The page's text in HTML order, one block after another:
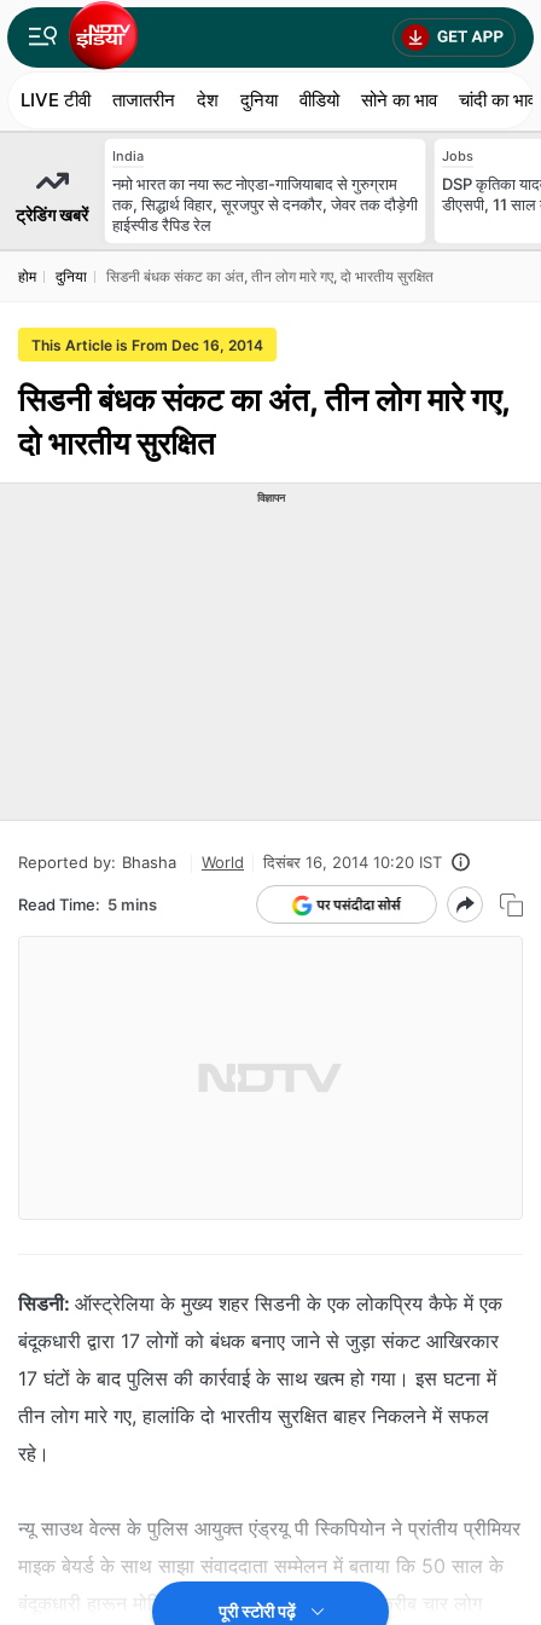
LIVE टीवी ताजातरीन देश दुनिया वीडियो सोने का भाव चांदी का भाव
ट्रेडिंग खबरें
India
नमो भारत का नया रूट नोएडा-गाजियाबाद से गुरुग्राम
तक, सिद्धार्थ विहार, सूरजपुर से दनकौर, जेवर तक दौड़ेगी
हाईस्पीड रैपिड रेल
Jobs
DSP कृतिका
डीएसपी, 11 साल
होम दुनिया सिडनी बंधक संकट का अंत, तीन लोग मारे गए, दो भारतीय सुरक्षित
This Article is From Dec 16, 2014
सिडनी बंधक संकट का अंत, तीन लोग मारे गए,
दो भारतीय सुरक्षित
विज्ञापन
Reported by: Bhasha World दिसंबर 16, 2014 10:20 IST
Read Time: 5 mins
सिडनी: ऑस्ट्रेलिया के मुख्य शहर सिडनी के एक लोकप्रिय कैफे में एक
बंदूकधारी द्वारा 17 लोगों को बंधक बनाए जाने से जुड़ा संकट आखिरकार
17 घंटों के बाद पुलिस की कार्रवाई के साथ खत्म हो गया। इस घटना में
तीन लोग मारे गए, हालांकि दो भारतीय सुरक्षित बाहर निकलने में सफल
रहे।
न्यू साउथ वेल्स के पुलिस आयुक्त एंड्रयू पी स्किपियोन ने प्रांतीय प्रीमियर
माइक बेयर्ड के साथ साझा संवाददाता सम्मेलन में बताया कि 50 साल के
बंदूकधारी हारून मोनिस तथा दो बंधक मारे गए हैं और करीब चार लोग
पूरी स्टोरी पढ़ें